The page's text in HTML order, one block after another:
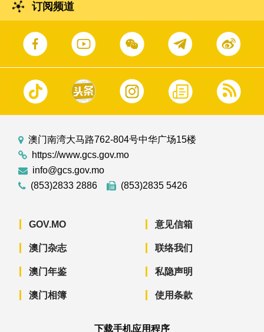
订阅频道
澳门南湾大马路762-804号中华广场15楼
https://www.gcs.gov.mo
info@gcs.gov.mo
(853)2833 2886
(853)2835 5426
GOV.MO
澳门杂志
澳门年鉴
澳门相簿
意见信箱
联络我们
私隐声明
使用条款
下载手机应用程序